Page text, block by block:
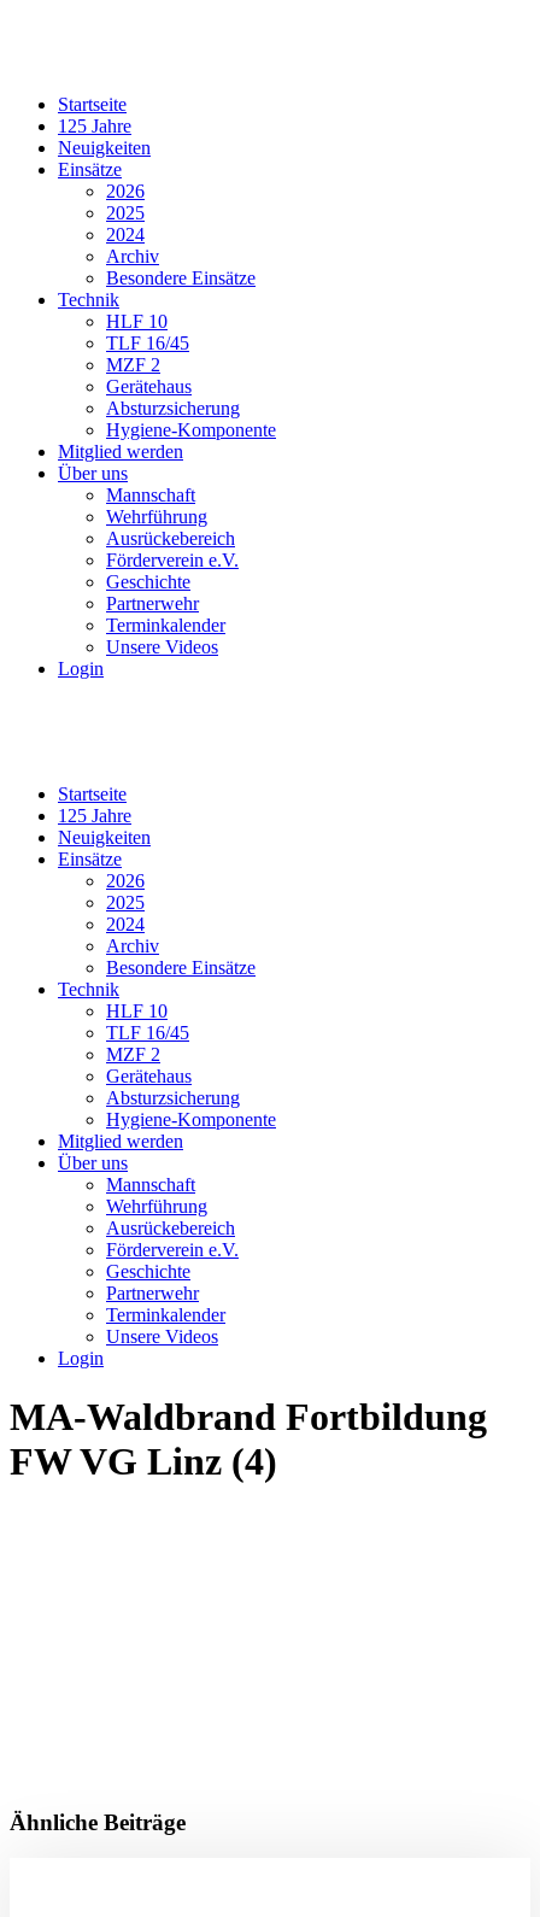
Startseite
125 Jahre
Neuigkeiten
Einsätze
2026
2025
2024
Archiv
Besondere Einsätze
Technik
HLF 10
TLF 16/45
MZF 2
Gerätehaus
Absturzsicherung
Hygiene-Komponente
Mitglied werden
Über uns
Mannschaft
Wehrführung
Ausrückebereich
Förderverein e.V.
Geschichte
Partnerwehr
Terminkalender
Unsere Videos
Login
Startseite
125 Jahre
Neuigkeiten
Einsätze
2026
2025
2024
Archiv
Besondere Einsätze
Technik
HLF 10
TLF 16/45
MZF 2
Gerätehaus
Absturzsicherung
Hygiene-Komponente
Mitglied werden
Über uns
Mannschaft
Wehrführung
Ausrückebereich
Förderverein e.V.
Geschichte
Partnerwehr
Terminkalender
Unsere Videos
Login
MA-Waldbrand Fortbildung
FW VG Linz (4)
Ähnliche Beiträge